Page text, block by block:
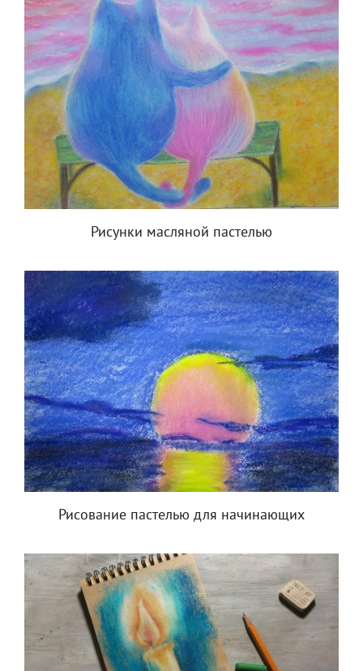
Рисунки масляной пастелью
Рисование пастелью для начинающих